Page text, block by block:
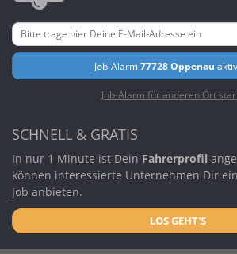
Job-Alarm77728 Oppenau
Job-Alarm für anderen Ort
SCHNELL & GRATIS
In nur 1 Minute ist Dein Fahrerprofil
können interessierte Unternehmen Dir
Job anbieten.
LOS GEHT'S